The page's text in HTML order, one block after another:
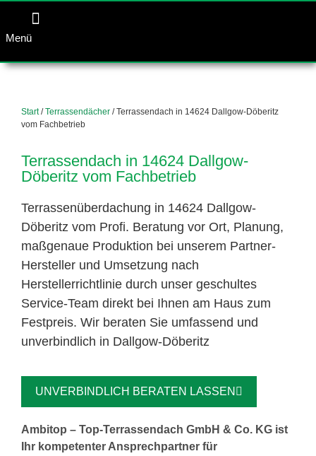
Menü
Start/Terrassendächer / Terrassendach in 14624 Dallgow-Döberitz
vom Fachbetrieb
Terrassendach in 14624 Dallgow-
Döberitz vom Fachbetrieb
Terrassenüberdachung in 14624 Dallgow-
Döberitz vom Profi. Beratung vor Ort, Planung,
maßgenaue Produktion bei unserem Partner-
Hersteller und Umsetzung nach
Herstellerrichtlinie durch unser geschultes
Service-Team direkt bei Ihnen am Haus zum
Festpreis. Wir beraten Sie umfassend und
unverbindlich in Dallgow-Döberitz
UNVERBINDLICH BERATEN LASSEN
Ambitop – Top-Terrassendach GmbH & Co. KG ist
Ihr kompetenter Ansprechpartner für